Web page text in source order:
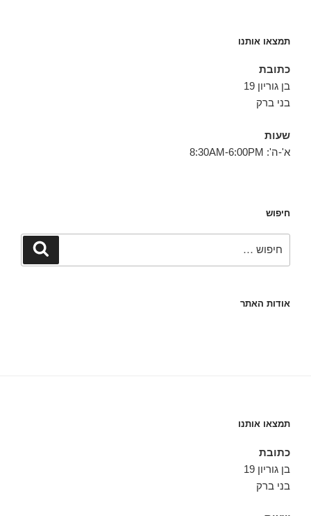
תמצאו אותנו
כתובת
בן גוריון 19
בני ברק
שעות
א'-ה': 8:30AM-6:00PM
חיפוש
חיפוש
אודות האתר
תמצאו אותנו
כתובת
בן גוריון 19
בני ברק